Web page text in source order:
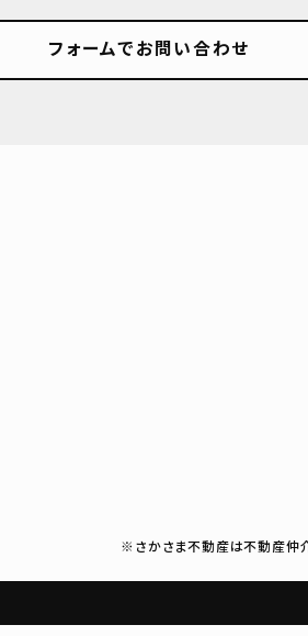
フォームでお問い合わせ
※さかさま不動産は不動産仲